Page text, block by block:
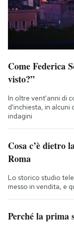
Come Federica
visto?”
In oltre vent'anni di
d'inchiesta, in alcuni
indagini
Cosa c’è dietro
Roma
Lo storico studio
messo in vendita, e
Perché la prima